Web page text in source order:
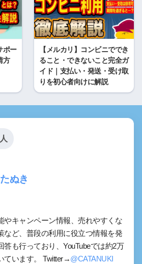
ポー
方
【メルカリ】コンビニででき
ること・できないこと完全ガ
イド｜支払い・発送・受け取
りを初心者向けに解説
ぬき
やキャンペーン情報、売れやすくな
など、普段の利用に役立つ情報を発
も行っており、YouTubeでは約2万
ています。 Twitter→@CATANUKI